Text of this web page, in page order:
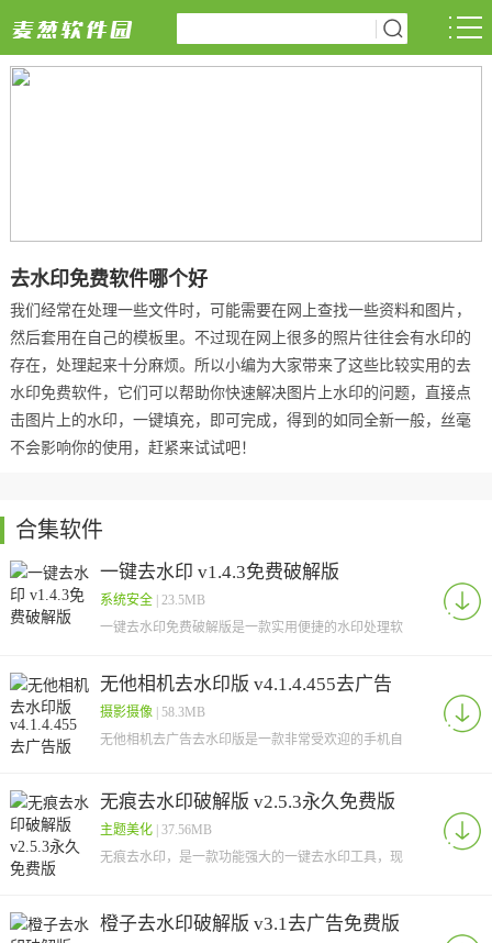
去水印免费软件哪个好
我们经常在处理一些文件时，可能需要在网上查找一些资料和图片，
然后套用在自己的模板里。不过现在网上很多的照片往往会有水印的
存在，处理起来十分麻烦。所以小编为大家带来了这些比较实用的去
水印免费软件，它们可以帮助你快速解决图片上水印的问题，直接点
击图片上的水印，一键填充，即可完成，得到的如同全新一般，丝毫
不会影响你的使用，赶紧来试试吧！
合集软件
一键去水印 v1.4.3免费破解版
系统安全| 23.5MB
一键去水印免费破解版是一款实用便捷的水印处理软
处理视频
无他相机去水印版 v4.1.4.455去广告
版
摄影摄像| 58.3MB
无他相机去广告去水印版是一款非常受欢迎的手机自
无痕去水印破解版 v2.5.3永久免费版
主题美化| 37.56MB
无痕去水印，是一款功能强大的一键去水印工具，现
橙子去水印破解版 v3.1去广告免费版